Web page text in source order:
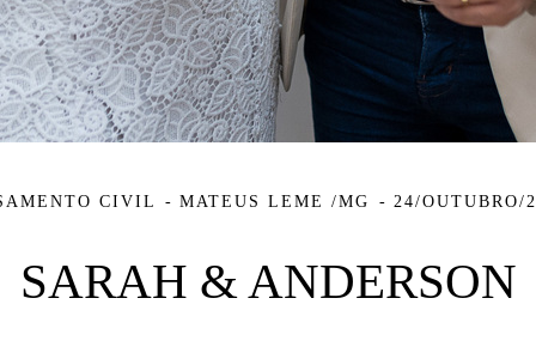
CIVIL MATEUS LEME /MG 24/OUTUBRO/
SARAH & ANDERSON